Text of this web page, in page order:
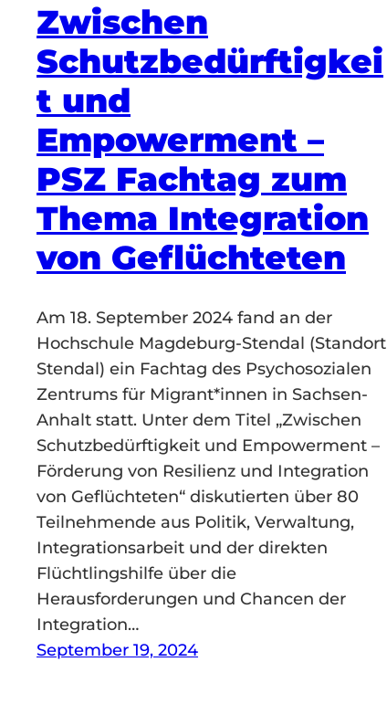
Zwischen
Schutzbedürftigkei
t und
Empowerment –
PSZ Fachtag zum
Thema Integration
von Geflüchteten
Am 18. September 2024 fand an der
Hochschule Magdeburg-Stendal (Standort
Stendal) ein Fachtag des Psychosozialen
Zentrums für Migrant*innen in Sachsen-
Anhalt statt. Unter dem Titel „Zwischen
Schutzbedürftigkeit und Empowerment –
Förderung von Resilienz und Integration
von Geflüchteten“ diskutierten über 80
Teilnehmende aus Politik, Verwaltung,
Integrationsarbeit und der direkten
Flüchtlingshilfe über die
Herausforderungen und Chancen der
Integration…
September 19, 2024